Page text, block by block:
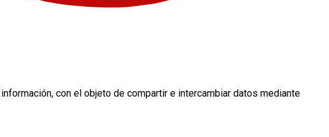
con el objeto de compartir e intercambiar datos mediante